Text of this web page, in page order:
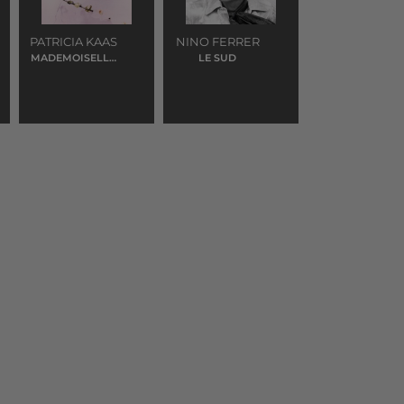
PATRICIA KAAS
MADEMOISELLE
NINO FERRER
LE SUD